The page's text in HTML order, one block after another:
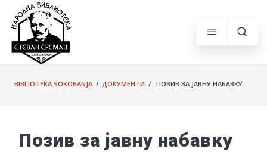
BIBLIOTEKA SOKOBANJA / ДОКУМЕНТИ / ПОЗИВ ЗА ЈАВНУ НАБАВКУ
Позив за јавну набавку